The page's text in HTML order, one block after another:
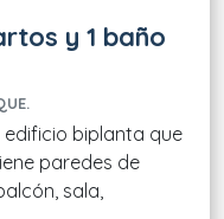
y 1 baño
biplanta que
paredes de
sala,